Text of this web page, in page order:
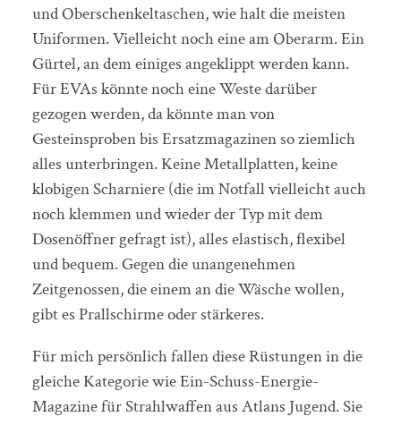
und Oberschenkeltaschen, wie halt die meisten
Uniformen. Vielleicht noch eine am Oberarm. Ein
Gürtel, an dem einiges angeklippt werden kann.
Für EVAs könnte noch eine Weste darüber
gezogen werden, da könnte man von
Gesteinsproben bis Ersatzmagazinen so ziemlich
alles unterbringen. Keine Metallplatten, keine
klobigen Scharniere (die im Notfall vielleicht auch
noch klemmen und wieder der Typ mit dem
Dosenöffner gefragt ist), alles elastisch, flexibel
und bequem. Gegen die unangenehmen
Zeitgenossen, die einem an die Wäsche wollen,
gibt es Prallschirme oder stärkeres.
Für mich persönlich fallen diese Rüstungen in die
gleiche Kategorie wie Ein-Schuss-Energie-
Magazine für Strahlwaffen aus Atlans Jugend. Sie